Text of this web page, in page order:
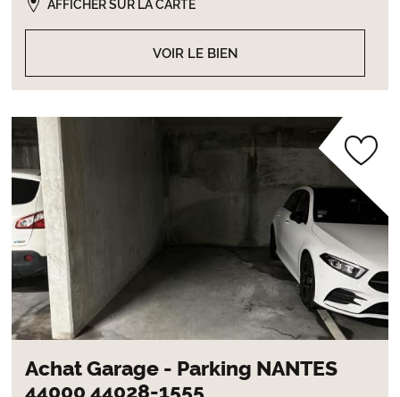
VOIR LE BIEN
AFFICHER SUR LA CARTE
Achat Garage - Parking NANTES
44000 44028-1555